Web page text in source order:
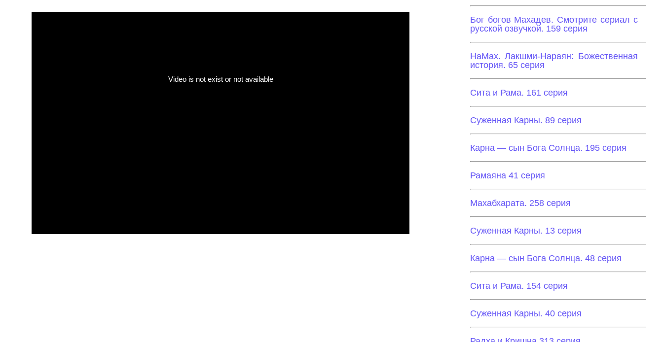
Бог богов Махадев. Смотрите сериал с
русской озвучкой. 159 серия
НаМах. Лакшми-Нараян: Божественная
история. 65 серия
Сита и Рама. 161 серия
Суженная Карны. 89 серия
Карна — сын Бога Солнца. 195 серия
Рамаяна 41 серия
Махабхарата. 258 серия
Суженная Карны. 13 серия
Карна — сын Бога Солнца. 48 серия
Сита и Рама. 154 серия
Суженная Карны. 40 серия